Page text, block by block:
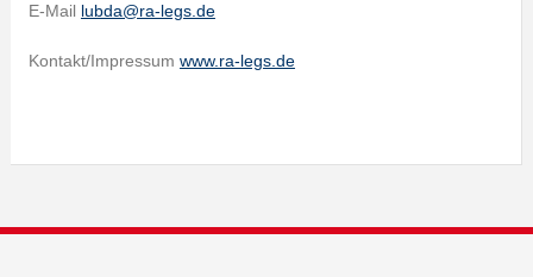
E-Mail lubda@ra-legs.de
Kontakt/Impressum www.ra-legs.de